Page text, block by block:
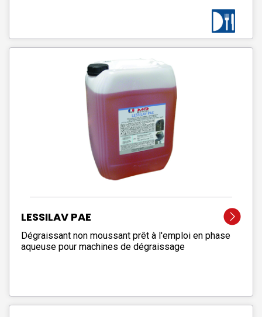
LESSILAV PAE
Dégraissant non moussant prêt à l'emploi en phase
aqueuse pour machines de dégraissage